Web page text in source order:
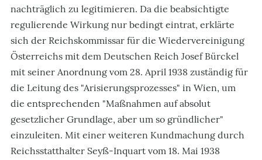
nachträglich zu legitimieren. Da die beabsichtigte
regulierende Wirkung nur bedingt eintrat, erklärte
sich der Reichskommissar für die Wiedervereinigung
Österreichs mit dem Deutschen Reich Josef Bürckel
mit seiner Anordnung vom 28. April 1938 zuständig für
die Leitung des "Arisierungsprozesses" in Wien, um
die entsprechenden "Maßnahmen auf absolut
gesetzlicher Grundlage, aber um so gründlicher"
einzuleiten. Mit einer weiteren Kundmachung durch
Reichsstatthalter Seyß-Inquart vom 18. Mai 1938